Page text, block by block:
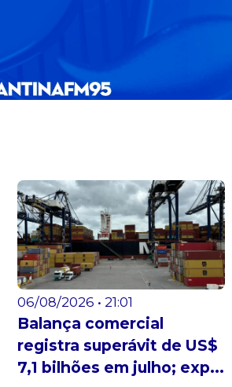
06/08/2026 • 21:01
Balança comercial
registra superávit de US$
7,1 bilhões em julho; exp...